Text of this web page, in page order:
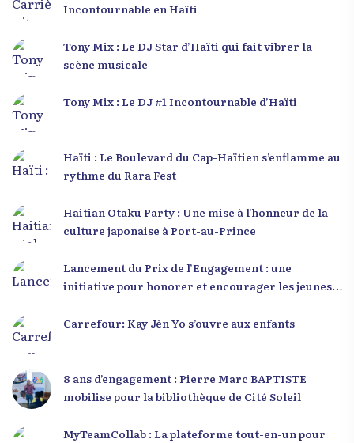
Incontournable en Haïti
Tony Mix : Le DJ Star d’Haïti qui fait vibrer la
scène musicale
Tony Mix : Le DJ #1 Incontournable d’Haïti
Haïti : Le Boulevard du Cap-Haïtien s’enflamme au
rythme du Rara Fest
Haitian Otaku Party : Une mise à l’honneur de la
culture japonaise à Port-au-Prince
Lancement du Prix de l’Engagement : une
initiative pour honorer et encourager les jeunes
Carrefour: Kay Jèn Yo s’ouvre aux enfants
8 ans d’engagement : Pierre Marc BAPTISTE
mobilise pour la bibliothèque de Cité Soleil
MyTeamCollab : La plateforme tout-en-un pour